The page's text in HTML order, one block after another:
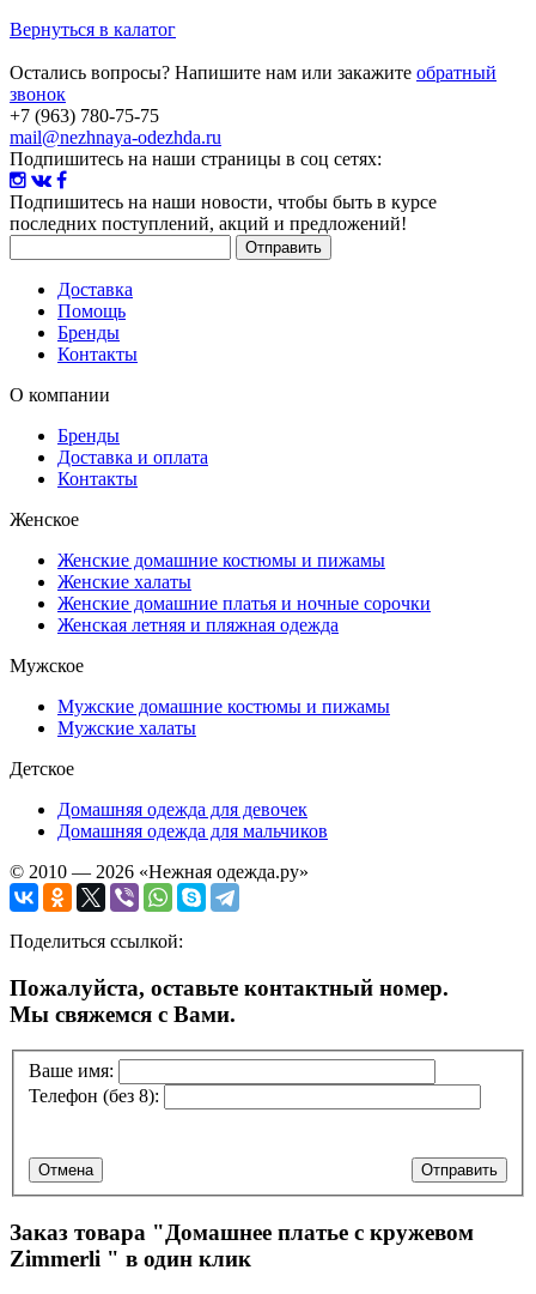
Вернуться в калатог
Остались вопросы? Напишите нам или закажите обратный
звонок
+7 (963) 780-75-75
mail@nezhnaya-odezhda.ru
Подпишитесь на наши страницы в соц сетях:
Подпишитесь на наши новости, чтобы быть в курсе
последних поступлений, акций и предложений!
Доставка
Помощь
Бренды
Контакты
О компании
Бренды
Доставка и оплата
Контакты
Женское
Женские домашние костюмы и пижамы
Женские халаты
Женские домашние платья и ночные сорочки
Женская летняя и пляжная одежда
Мужское
Мужские домашние костюмы и пижамы
Мужские халаты
Детское
Домашняя одежда для девочек
Домашняя одежда для мальчиков
© 2010 — 2026 «Нежная одежда.ру»
Поделиться ссылкой:
Пожалуйста, оставьте контактный номер.
Мы свяжемся с Вами.
Ваше имя:
Телефон (без 8):
Отправить
Отмена
Заказ товара "Домашнее платье с кружевом
Zimmerli " в один клик